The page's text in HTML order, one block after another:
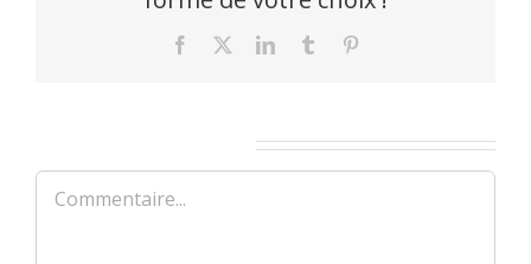
Facebook LinkedInTumblr
Commentaire